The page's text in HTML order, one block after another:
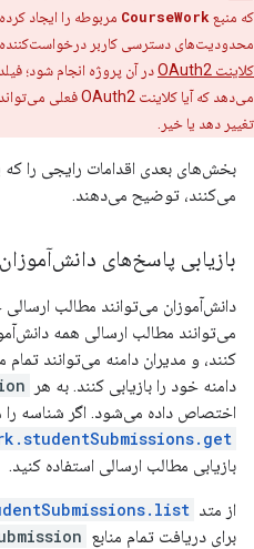
که منبع CourseWork مربوطه را ایجاد
محدودیت‌های دسترسی کاربر
کلاینت OAuth2
در آن پروژه انجام شود؛ فیلد
می‌دهد که آیا کلاینت OAuth2 فعلی می‌تواند یک
تغییر دهد یا خیر.
بخش‌های بعدی اقدامات رایجی را که
می‌کنند، توضیح می‌دهند.
بازیابی پاسخ‌های دانش‌آموزان
دانش‌آموزان می‌توانند مطالب ارسالی
می‌توانند مطالب ارسالی همه
کنند، و مدیران دامنه می‌توانند
دامنه خود را بازیابی کنند. به هر
اختصاص داده می‌شود. اگر شناسه را
بازیابی مطالب ارسالی استفاده کنید.
از متد
برای دریافت تمام منابع